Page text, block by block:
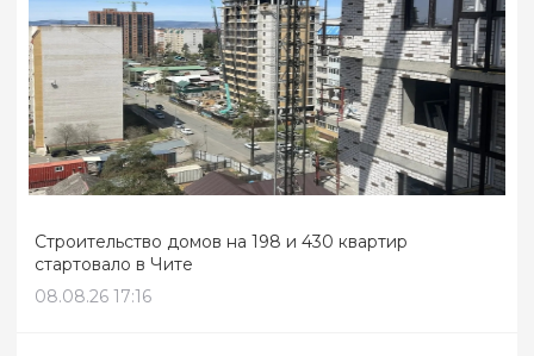
Строительство домов на 198 и 430 квартир
стартовало в Чите
08.08.26 17:16